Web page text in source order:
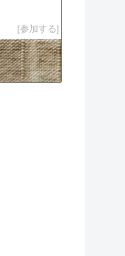
参加する